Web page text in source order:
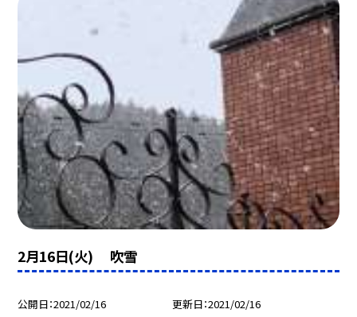
2月16日(火) 吹雪
公開日 2021/02/16 更新日 2021/02/16